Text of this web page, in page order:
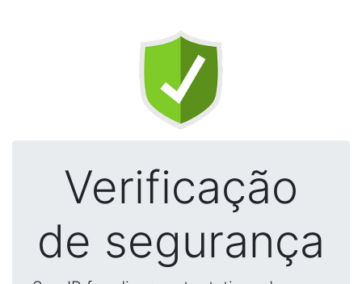
Verificação
de segurança